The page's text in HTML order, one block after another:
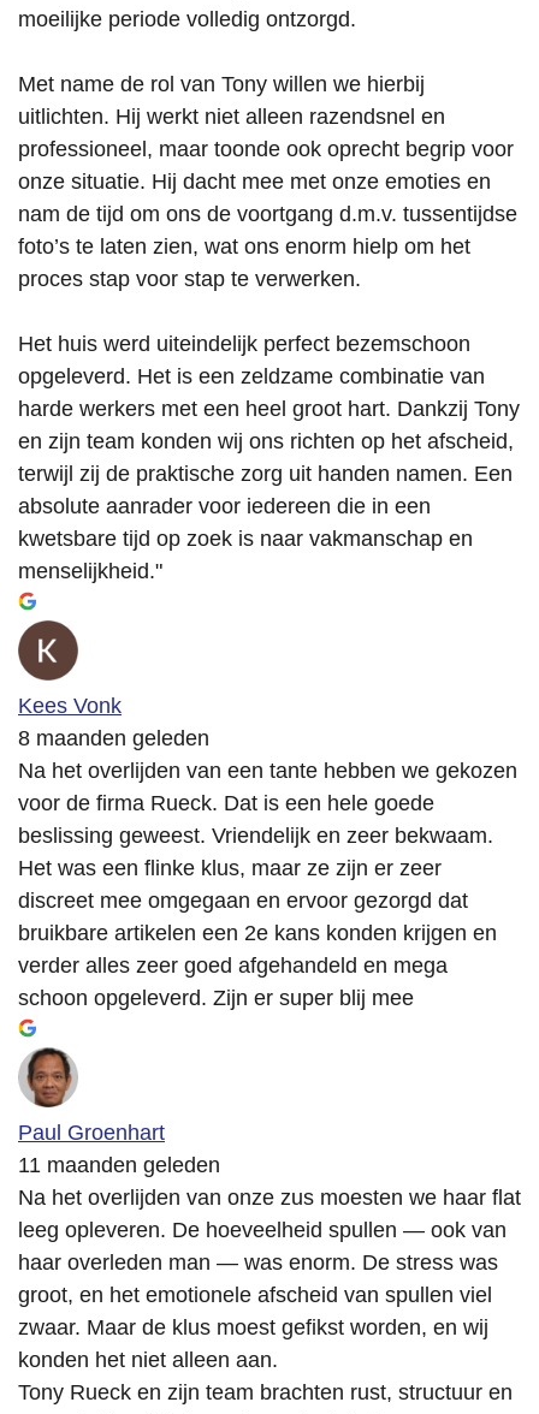
moeilijke periode volledig ontzorgd.
Met name de rol van Tony willen we hierbij
uitlichten. Hij werkt niet alleen razendsnel en
professioneel, maar toonde ook oprecht begrip voor
onze situatie. Hij dacht mee met onze emoties en
nam de tijd om ons de voortgang d.m.v. tussentijdse
foto’s te laten zien, wat ons enorm hielp om het
proces stap voor stap te verwerken.
Het huis werd uiteindelijk perfect bezemschoon
opgeleverd. Het is een zeldzame combinatie van
harde werkers met een heel groot hart. Dankzij Tony
en zijn team konden wij ons richten op het afscheid,
terwijl zij de praktische zorg uit handen namen. Een
absolute aanrader voor iedereen die in een
kwetsbare tijd op zoek is naar vakmanschap en
menselijkheid."
Kees Vonk
8 maanden geleden
Na het overlijden van een tante hebben we gekozen
voor de firma Rueck. Dat is een hele goede
beslissing geweest. Vriendelijk en zeer bekwaam.
Het was een flinke klus, maar ze zijn er zeer
discreet mee omgegaan en ervoor gezorgd dat
bruikbare artikelen een 2e kans konden krijgen en
verder alles zeer goed afgehandeld en mega
schoon opgeleverd. Zijn er super blij mee
Paul Groenhart
11 maanden geleden
Na het overlijden van onze zus moesten we haar flat
leeg opleveren. De hoeveelheid spullen — ook van
haar overleden man — was enorm. De stress was
groot, en het emotionele afscheid van spullen viel
zwaar. Maar de klus moest gefikst worden, en wij
konden het niet alleen aan.
Tony Rueck en zijn team brachten rust, structuur en